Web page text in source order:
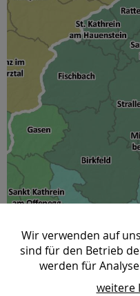
Lokale
Wir verwenden auf
sind für den Betrieb
werden für
weitere